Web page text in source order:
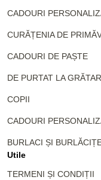
CADOURI
CURĂȚENIA DE
CADOURI DE PAȘTE
DE PURTAT LA GRĂTAR
COPII
CADOURI
BURLACI ȘI
Utile
TERMENI ȘI CONDIȚII